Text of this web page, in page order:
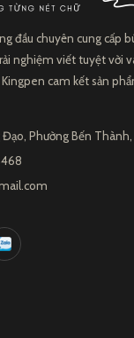
đầu chuyên cung cấp
nghiệm viết tuyệt vời
cam kết sản
Đạo, Phường Bến